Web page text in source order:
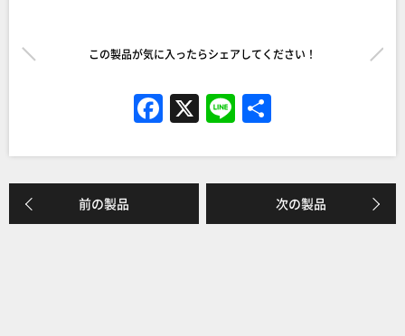
この製品が気に入ったらシェアしてください！
F
a
c
e
b
X Li
n
e
前の製品 次の製品